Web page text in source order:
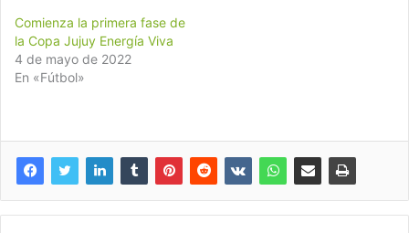
Comienza la primera fase de
la Copa Jujuy Energía Viva
4 de mayo de 2022
En «Fútbol»